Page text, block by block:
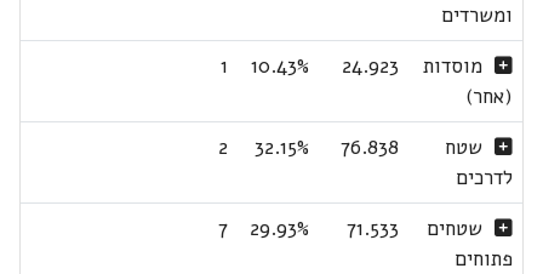
ומשרדים
מוסדות
(אחר)
24.923
10.43%
1
שטח
לדרכים
76.838
32.15%
2
שטחים
פתוחים
71.533
29.93%
7